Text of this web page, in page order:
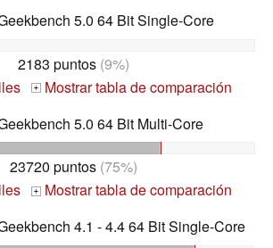
5.0 64 Bit Single-Core
2183 puntos(9%)
+
Mostrar tabla de comparación
5.0 64 Bit Multi-Core
23720 puntos(75%)
+
Mostrar tabla de comparación
4.1 - 4.4 64 Bit Single-Core